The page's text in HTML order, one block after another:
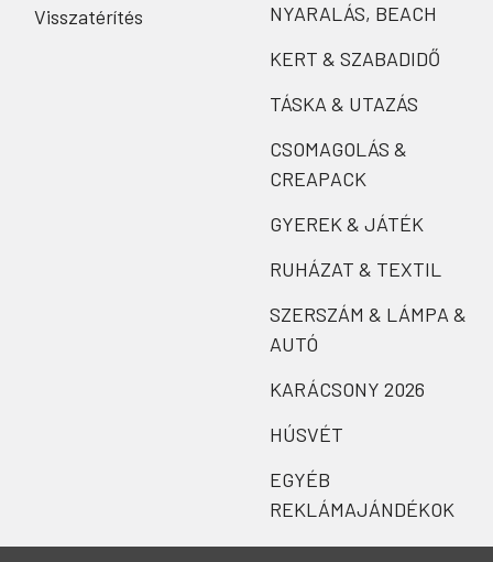
Visszatérítés
NYARALÁS, BEACH
KERT & SZABADIDŐ
TÁSKA & UTAZÁS
CSOMAGOLÁS &
CREAPACK
GYEREK & JÁTÉK
RUHÁZAT & TEXTIL
SZERSZÁM & LÁMPA &
AUTÓ
KARÁCSONY 2026
HÚSVÉT
EGYÉB
REKLÁMAJÁNDÉKOK